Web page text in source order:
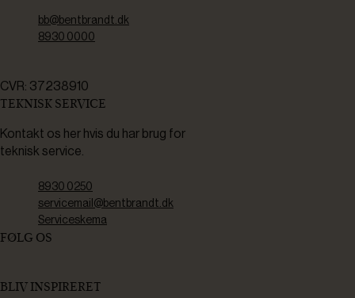
bb@bentbrandt.dk
8930 0000
CVR: 37238910
TEKNISK SERVICE
Kontakt os her hvis du har brug for
teknisk service.
8930 0250
servicemail@bentbrandt.dk
Serviceskema
FØLG OS
BLIV INSPIRERET